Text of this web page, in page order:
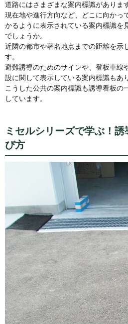
道路にはさまざまな案内標識があります
現在地や進行方向など、どこに向かっ
かるように表示されている案内標識を
でしょうか。
近隣の都市や著名地点までの距離を示
す。
避難誘導のためのサインや、登板車線
設に関して表示している案内標識もあ
こうした公共の案内標識も誘導看板の
しています。
ミセルシリーズで学ぶ！
び方